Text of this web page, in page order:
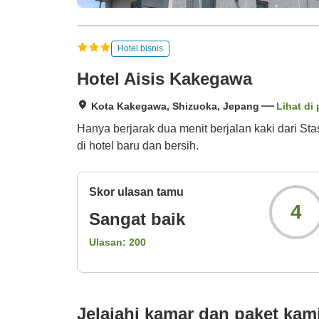
Hotel bisnis
Hotel Aisis Kakegawa
Kota Kakegawa, Shizuoka, Jepang Lihat di
Hanya berjarak dua menit berjalan kaki dari
di hotel baru dan bersih.
Skor ulasan tamu
Sangat baik
Ulasan: 200
4
Jelajahi kamar dan paket